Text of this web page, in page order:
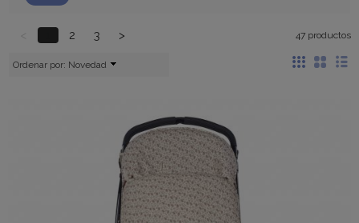
2 3 > 47 productos
Ordenar por: Novedad